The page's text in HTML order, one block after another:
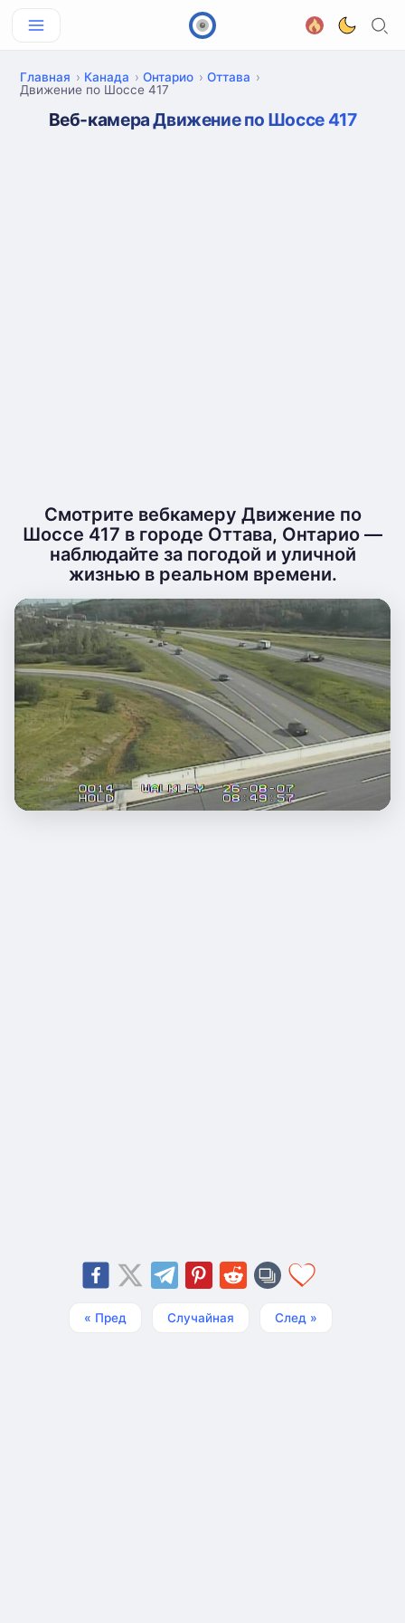
Главная Канада Онтарио
Оттава
Движение по Шоссе 417
Веб-камера Движение по Шоссе 417
Смотрите вебкамеру Движение по
Шоссе 417 в городе Оттава, Онтарио —
наблюдайте за погодой и уличной
жизнью в реальном времени.
« Пред Случайная След »